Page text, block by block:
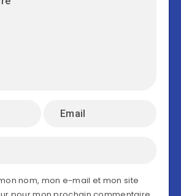
nom, mon e-mail et mon site